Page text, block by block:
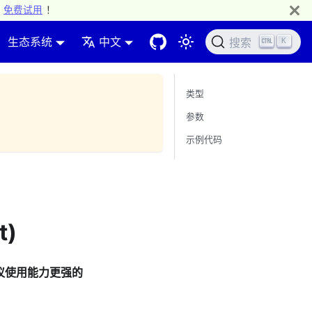
免费试用 ！
生态系统 中文 搜索 K
使用能力更强的
类型
参数
示例代码